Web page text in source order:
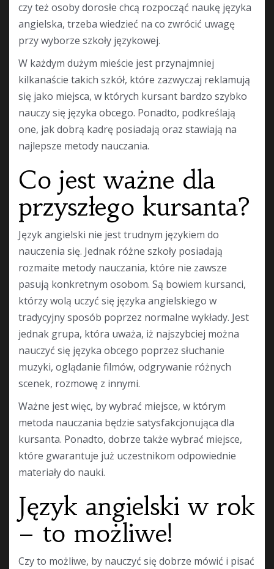
czy też osoby dorosłe chcą rozpocząć naukę języka
angielska, trzeba wiedzieć na co zwrócić uwagę
przy wyborze szkoły językowej.
W każdym dużym mieście jest przynajmniej
kilkanaście takich szkół, które zazwyczaj reklamują
się jako miejsca, w których kursant bardzo szybko
nauczy się języka obcego. Ponadto, podkreślają
one, jak dobrą kadrę posiadają oraz stawiają na
najlepsze metody nauczania.
Co jest ważne dla
przyszłego kursanta?
Język angielski nie jest trudnym językiem do
nauczenia się. Jednak różne szkoły posiadają
rozmaite metody nauczania, które nie zawsze
pasują konkretnym osobom. Są bowiem kursanci,
którzy wolą uczyć się języka angielskiego w
tradycyjny sposób poprzez normalne wykłady. Jest
jednak grupa, która uważa, iż najszybciej można
nauczyć się języka obcego poprzez słuchanie
muzyki, oglądanie filmów, odgrywanie różnych
scenek, rozmowę z innymi.
Ważne jest więc, by wybrać miejsce, w którym
metoda nauczania będzie satysfakcjonująca dla
kursanta. Ponadto, dobrze także wybrać miejsce,
które gwarantuje już uczestnikom odpowiednie
materiały do nauki.
Język angielski w rok
– to możliwe!
Czy to możliwe, by nauczyć się dobrze mówić i pisać